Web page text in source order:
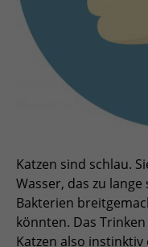
Katzen sind schlau.
Wasser, das zu
Bakterien
könnten. Das
Katzen also